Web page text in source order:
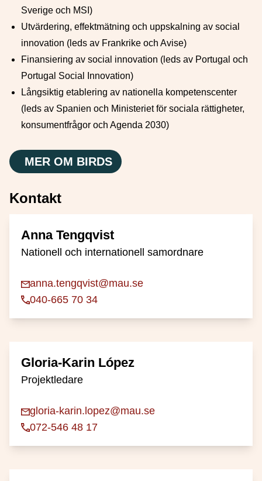
Sverige och MSI)
Utvärdering, effektmätning och uppskalning av social
innovation (leds av Frankrike och Avise)
Finansiering av social innovation (leds av Portugal och
Portugal Social Innovation)
Långsiktig etablering av nationella kompetenscenter
(leds av Spanien och Ministeriet för sociala rättigheter,
konsumentfrågor och Agenda 2030)
MER OM BIRDS
Kontakt
Anna Tengqvist
Nationell och internationell samordnare
anna.tengqvist@mau.se
040-665 70 34
Gloria-Karin López
Projektledare
gloria-karin.lopez@mau.se
072-546 48 17